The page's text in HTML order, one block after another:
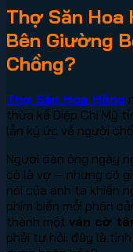
Thợ Săn Hoa
Bên Giường
Chồng?
Thợ Săn Hoa Hồng
thừa kế Diệp Chi Mỹ
lẫn ký ức về người
Người đàn ông ngày
cô là vợ — nhưng có
nói của anh ta khiến
phim biến mỗi phân
thành một ván cờ
phải tự hỏi: đây là